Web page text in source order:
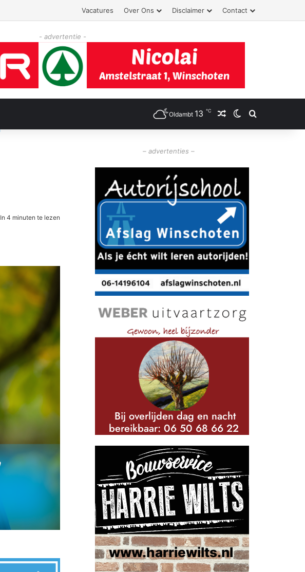
Vacatures Over Ons Disclaimer Contact
- advertentie -
Oldambt 13 ℃ Willekeurig artikel
Switch skin
Zoeken
In 4 minuten te lezen
– advertenties –